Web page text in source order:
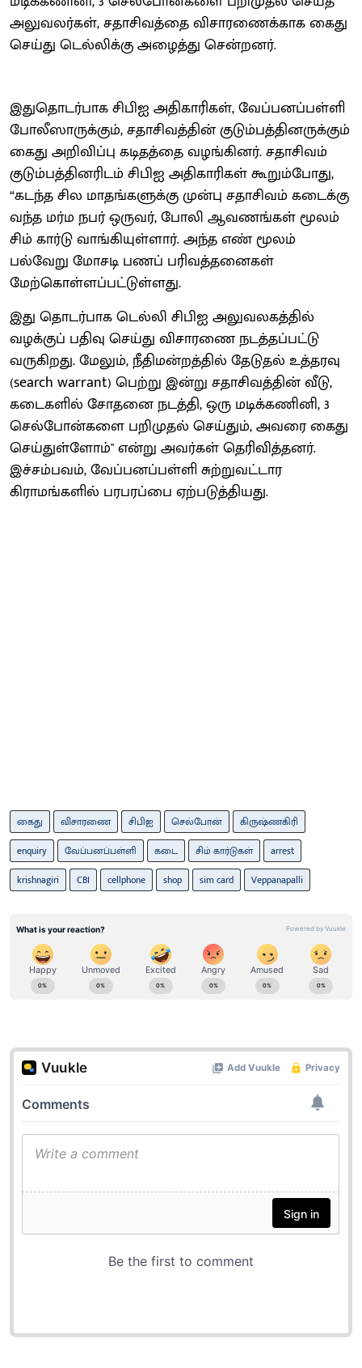
அலுவலர்கள், சதாசிவத்தை விசாரணைக்காக கைது
செய்து டெல்லிக்கு அழைத்து சென்றனர்.
இதுதொடர்பாக சிபிஐ அதிகாரிகள், வேப்பனப்பள்ளி
போலீஸாருக்கும், சதாசிவத்தின் குடும்பத்தினருக்கும்
கைது அறிவிப்பு கடிதத்தை வழங்கினர். சதாசிவம்
குடும்பத்தினரிடம் சிபிஐ அதிகாரிகள் கூறும்போது,
“கடந்த சில மாதங்களுக்கு முன்பு சதாசிவம் கடைக்கு
வந்த மர்ம நபர் ஒருவர், போலி ஆவணங்கள் மூலம்
சிம் கார்டு வாங்கியுள்ளார். அந்த எண் மூலம்
பல்வேறு மோசடி பணப் பரிவத்தனைகள்
மேற்கொள்ளப்பட்டுள்ளது.
இது தொடர்பாக டெல்லி சிபிஐ அலுவலகத்தில்
வழக்குப் பதிவு செய்து விசாரணை நடத்தப்பட்டு
வருகிறது. மேலும், நீதிமன்றத்தில் தேடுதல் உத்தரவு
(search warrant) பெற்று இன்று சதாசிவத்தின் வீடு,
கடைகளில் சோதனை நடத்தி, ஒரு மடிக்கணினி, 3
செல்போன்களை பறிமுதல் செய்தும், அவரை கைது
செய்துள்ளோம்" என்று அவர்கள் தெரிவித்தனர்.
இச்சம்பவம், வேப்பனப்பள்ளி சுற்றுவட்டார
கிராமங்களில் பரபரப்பை ஏற்படுத்தியது.
கைது விசாரணை சிபிஐ செல்போன்
கிருஷ்ணகிரி
enquiry
வேப்பனப்பள்ளி கடை சிம் கார்டுகள்
arrest
krishnagiri
CBI cellphone shop sim card Veppanapalli